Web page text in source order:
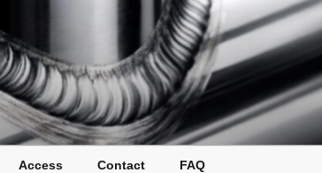
Access Contact FAQ